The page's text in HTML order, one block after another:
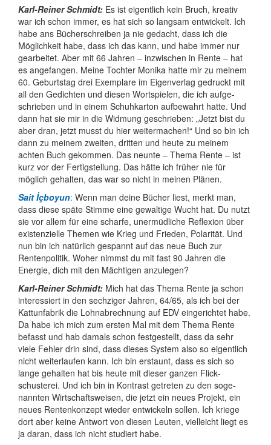
Karl-Reiner Schmidt: Es ist eigentlich kein Bruch, kreativ
war ich schon immer, es hat sich so langsam ent­wickelt. Ich
habe ans Bücher­schreiben ja nie gedacht, dass ich die
Möglich­keit habe, dass ich das kann, und habe immer nur
gearbeitet. Aber mit 66 Jahren – inzwischen in Rente – hat
es ange­fangen. Meine Tochter Monika hatte mir zu meinem
60. Geburts­tag drei Exemplare im Eigen­verlag gedruckt mit
all den Gedichten und diesen Wortspielen, die ich auf­ge­
schrieben und in einem Schuh­karton auf­bewahrt hatte. Und
dann hat sie mir in die Widmung geschrieben: „Jetzt bist du
aber dran, jetzt musst du hier weiter­machen!“ Und so bin ich
dann zu meinem zweiten, dritten und heute zu meinem
achten Buch gekommen. Das neunte – Thema Rente – ist
kurz vor der Fertig­stellung. Das hätte ich früher nie für
möglich gehalten, das war so nicht in meinen Plänen.
Sait İçboyun: Wenn man deine Bücher liest, merkt man,
dass diese späte Stimme eine gewaltige Wucht hat. Du nutzt
sie vor allem für eine scharfe, uner­müdliche Reflexion über
existen­zielle Themen wie Krieg und Frieden, Polarität. Und
nun bin ich natürlich gespannt auf das neue Buch zur
Renten­politik. Woher nimmst du mit fast 90 Jahren die
Energie, dich mit den Mächtigen anzulegen?
Karl-Reiner Schmidt: Mich hat das Thema Rente ja schon
interessiert in den sechziger Jahren, 64/65, als ich bei der
Kattunfabrik die Lohn­abrechnung auf EDV einge­richtet habe.
Da habe ich mich zum ersten Mal mit dem Thema Rente
befasst und hab damals schon festgestellt, dass da sehr
viele Fehler drin sind, dass dieses System also so eigentlich
nicht weiter­laufen kann. Ich bin erstaunt, dass es sich so
lange gehalten hat bis heute mit dieser ganzen Flick­
schusterei. Und ich bin in Kontrast getreten zu den soge­
nannten Wirt­schafts­weisen, die jetzt ein neues Projekt, ein
neues Renten­konzept wieder entwickeln sollen. Ich kriege
dort aber keine Antwort von diesen Leuten, vielleicht liegt es
ja daran, dass ich nicht studiert habe.